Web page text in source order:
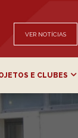
VER NOTÍCIAS
E CLUBES